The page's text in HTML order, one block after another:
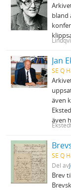
bland
Jan
SE Q
även
även
SE Q
Del av
Brev